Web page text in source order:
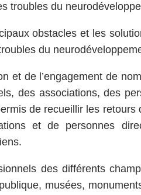
troubles du
obstacles et les
du
et de l’engagement de
des associations, des
de recueillir les
et de personnes
des différents
musées,